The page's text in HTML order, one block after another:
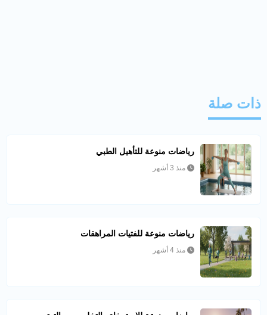
ذات صلة
رياضات منوعة للتأهيل الطبي
منذ 3 أشهر
رياضات منوعة للفتيات المراهقات
منذ 4 أشهر